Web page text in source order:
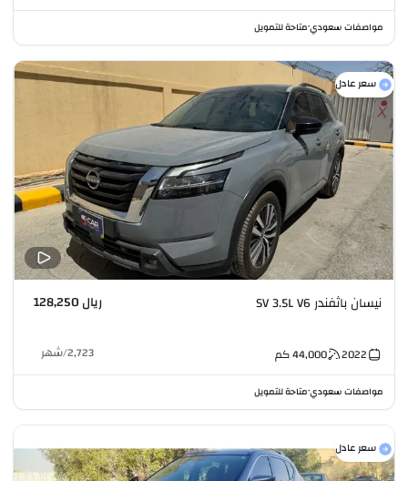
مواصفات سعودي•متاحة للتمويل
سعر عادل
نيسان باثفندر SV 3.5L V6 ريال 128,250
2022
44,000كم 2,723
/شهر
مواصفات سعودي•متاحة للتمويل
سعر عادل